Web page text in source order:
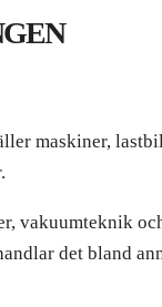
maskiner,
vakuumteknik
det bland